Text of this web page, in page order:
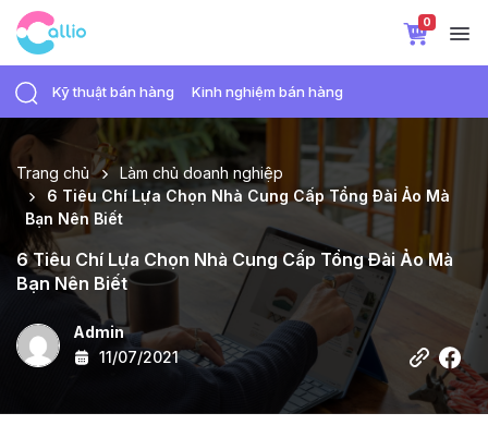
0
Kỹ thuật bán hàng Kinh nghiệm bán hàng
Trang chủ
Làm chủ doanh nghiệp
6 Tiêu Chí Lựa Chọn Nhà Cung Cấp Tổng Đài Ảo Mà
Bạn Nên Biết
6 Tiêu Chí Lựa Chọn Nhà Cung Cấp Tổng Đài Ảo Mà
Bạn Nên Biết
Admin
11/07/2021